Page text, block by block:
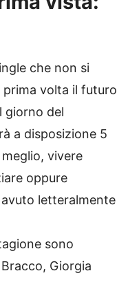
che non si
volta il futuro
giorno del
a disposizione 5
vivere
oppure
letteralmente
sono
Giorgia